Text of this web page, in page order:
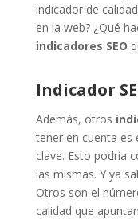
indicador de
en la web? ¿Qué
indicadores SEO
Indicador
Además, otros
tener en cuenta es
clave. Esto podría
las mismas. Y ya
Otros son el
calidad que